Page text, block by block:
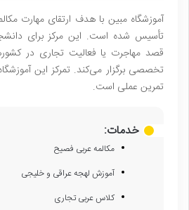
آموزشگاه مبین با هدف ارتقای مهارت
تأسیس شده است. این مرکز برای
قصد مهاجرت یا فعالیت تجاری در
تخصصی برگزار می‌کند. تمرکز این
تمرین عملی است.
خدمات:
مکالمه عربی فصیح
آموزش لهجه عراقی و خلیجی
کلاس عربی تجاری